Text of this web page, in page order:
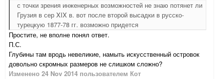
с точки зрения инженерных возможностей не знаю потянет ли
Грузия в сер XIX в. вот после второй высадки в русско-
турецкую 1877-78 гг. возможно придется
Простите, не вполне понял ответ.
П.С.
Глубины там вродь невеликие, намыть искусственный островок
довольно скромных размеров не слишком сложно?
Изменено 24 Nov 2014 пользователем Кот